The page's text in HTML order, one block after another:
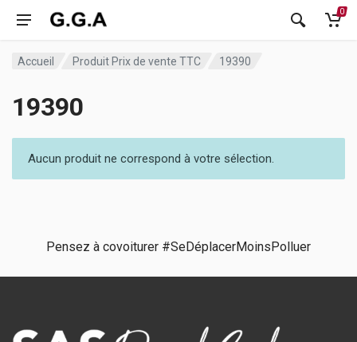
0
Accueil Produit Prix de vente TTC 19390
19390
Aucun produit ne correspond à votre sélection.
Pensez à covoiturer #SeDéplacerMoinsPolluer